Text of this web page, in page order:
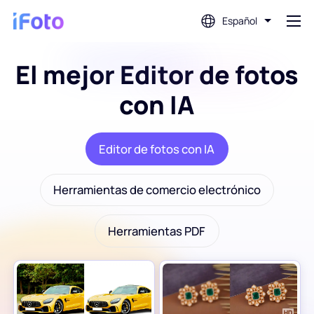
Español
Acceso
Editor de fotos con IA
Eliminador de fondo
Creador de fotos de perfil
Creador de fotografías para pasaporte
El mejor Editor de fotos
con IA
Editor de fotos con IA
Herramientas de comercio electrónico
Herramientas PDF